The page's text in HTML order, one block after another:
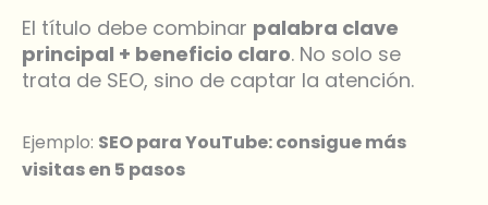
El título debe combinar palabra clave
principal + beneficio claro. No solo se
trata de SEO, sino de captar la atención.
Ejemplo: SEO para YouTube: consigue más
visitas en 5 pasos